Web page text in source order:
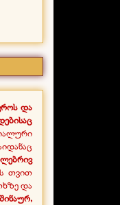
და
თვით
და